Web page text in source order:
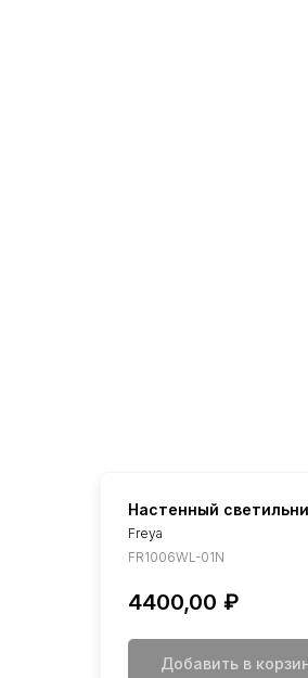
Настенный
Freya
FR1006WL-01N
4400,00 ₽
Добавить в